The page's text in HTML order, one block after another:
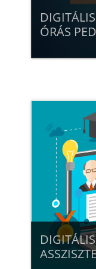
ÓRÁS
Tanár:
Tanár: dr.
Tanár:
Tanár: